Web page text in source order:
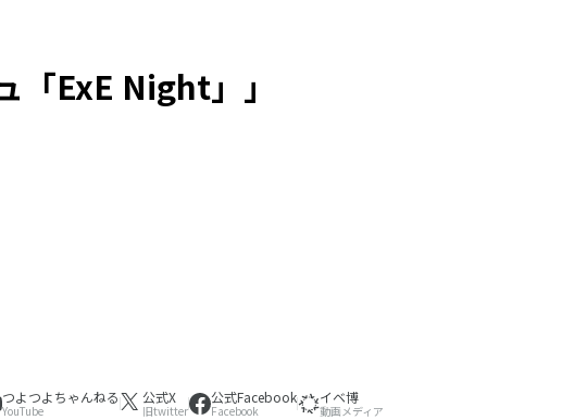
「ExE Night」」
つよつよちゃんねる
YouTube
公式X
旧twitter
公式Facebook
Facebook
イベ博
動画メディア